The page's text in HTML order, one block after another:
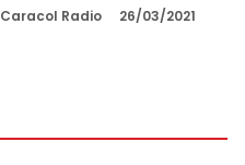
Caracol Radio 26/03/2021